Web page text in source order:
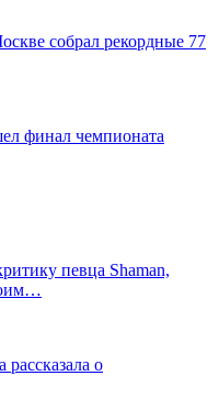
собрал рекордные 77
финал чемпионата
певца Shaman,
о